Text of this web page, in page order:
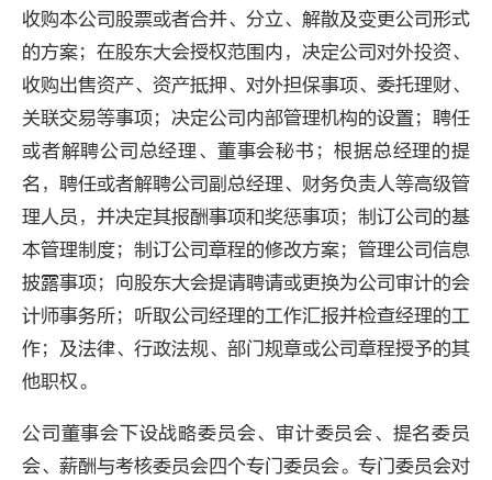
收购本公司股票或者合并、分立、解散及变更公司形式
的方案；在股东大会授权范围内，决定公司对外投资、
收购出售资产、资产抵押、对外担保事项、委托理财、
关联交易等事项；决定公司内部管理机构的设置；聘任
或者解聘公司总经理、董事会秘书；根据总经理的提
名，聘任或者解聘公司副总经理、财务负责人等高级管
理人员，并决定其报酬事项和奖惩事项；制订公司的基
本管理制度；制订公司章程的修改方案；管理公司信息
披露事项；向股东大会提请聘请或更换为公司审计的会
计师事务所；听取公司经理的工作汇报并检查经理的工
作；及法律、行政法规、部门规章或公司章程授予的其
他职权。
公司董事会下设战略委员会、审计委员会、提名委员
会、薪酬与考核委员会四个专门委员会。专门委员会对